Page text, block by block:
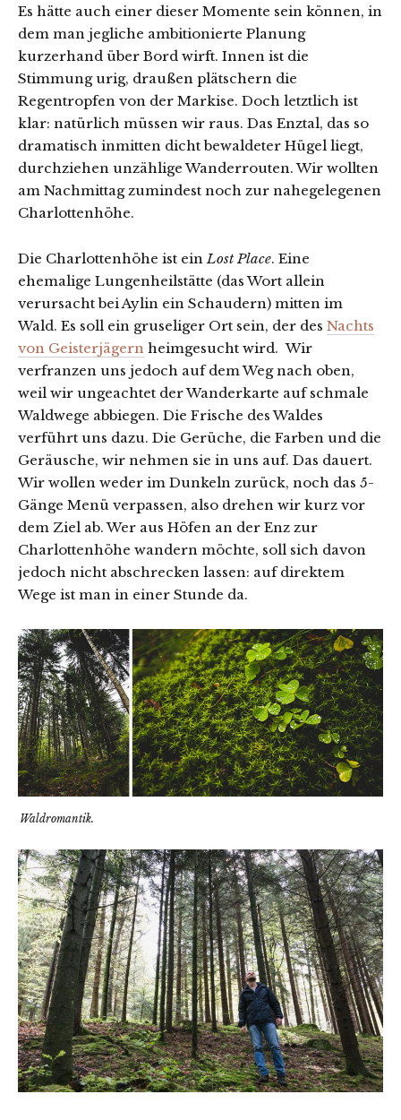
Es hätte auch einer dieser Momente sein können, in
dem man jegliche ambitionierte Planung
kurzerhand über Bord wirft. Innen ist die
Stimmung urig, draußen plätschern die
Regentropfen von der Markise. Doch letztlich ist
klar: natürlich müssen wir raus. Das Enztal, das so
dramatisch inmitten dicht bewaldeter Hügel liegt,
durchziehen unzählige Wanderrouten. Wir wollten
am Nachmittag zumindest noch zur nahegelegenen
Charlottenhöhe.
Die Charlottenhöhe ist einLost Place. Eine
ehemalige Lungenheilstätte (das Wort allein
verursacht bei Aylin ein Schaudern) mitten im
Wald. Es soll ein gruseliger Ort sein, der des Nachts
von Geisterjägern heimgesucht wird. Wir
verfranzen uns jedoch auf dem Weg nach oben,
weil wir ungeachtet der Wanderkarte auf schmale
Waldwege abbiegen. Die Frische des Waldes
verführt uns dazu. Die Gerüche, die Farben und die
Geräusche, wir nehmen sie in uns auf. Das dauert.
Wir wollen weder im Dunkeln zurück, noch das 5-
Gänge Menü verpassen, also drehen wir kurz vor
dem Ziel ab. Wer aus Höfen an der Enz zur
Charlottenhöhe wandern möchte, soll sich davon
jedoch nicht abschrecken lassen: auf direktem
Wege ist man in einer Stunde da.
Waldromantik.